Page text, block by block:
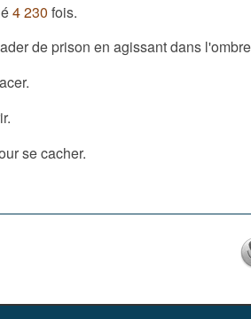
4 230 fois.
de prison en agissant dans
se cacher.